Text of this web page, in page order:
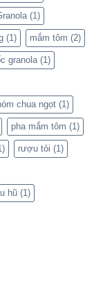
(1)
(1) mắm tôm (2)
granola(1)
chua ngọt (1)
pha mắm tôm (1)
rượu tỏi (1)
hũ (1)